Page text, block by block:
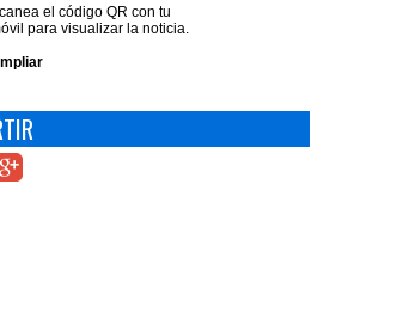
el código QR con tu
para visualizar la noticia.